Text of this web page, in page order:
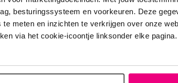
besturingssysteem en voorkeuren. Deze
meten en inzichten te verkrijgen over onze
via het cookie-icoontje linksonder elke